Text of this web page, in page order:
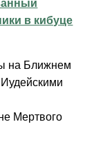
в кибуце
на Ближнем
Мертвого